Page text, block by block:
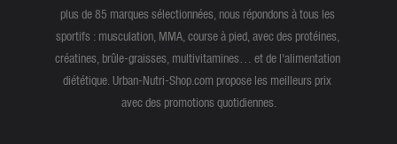
plus de 85 marques sélectionnées, nous répondons à tous les
sportifs : musculation, MMA, course à pied, avec des protéines,
créatines, brûle-graisses, multivitamines… et de l'alimentation
diététique. Urban-Nutri-Shop.com propose les meilleurs prix
avec des promotions quotidiennes.